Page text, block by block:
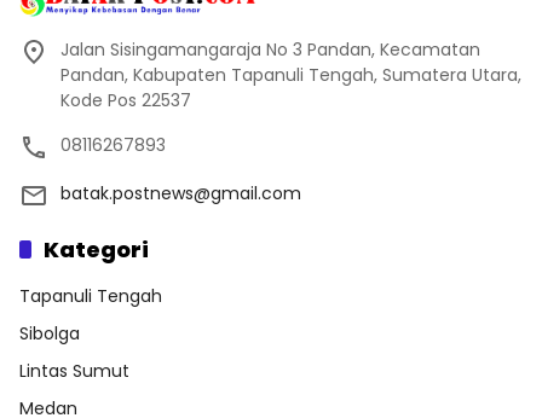
Jalan Sisingamangaraja No 3 Pandan, Kecamatan
Pandan, Kabupaten Tapanuli Tengah, Sumatera Utara,
Kode Pos 22537
08116267893
batak.postnews@gmail.com
Kategori
Tapanuli Tengah
Sibolga
Lintas Sumut
Medan